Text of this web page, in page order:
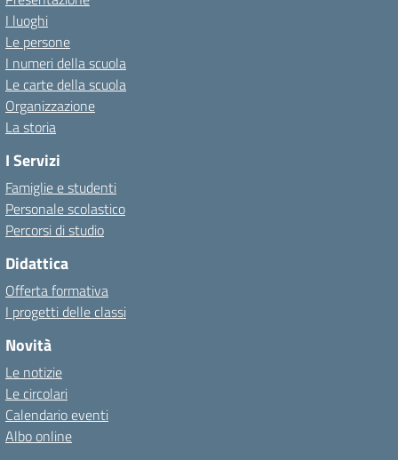
I luoghi
Le persone
I numeri della scuola
Le carte della scuola
Organizzazione
La storia
I Servizi
Famiglie e studenti
Personale scolastico
Percorsi di studio
Didattica
Offerta formativa
I progetti delle classi
Novità
Le notizie
Le circolari
Calendario eventi
Albo online